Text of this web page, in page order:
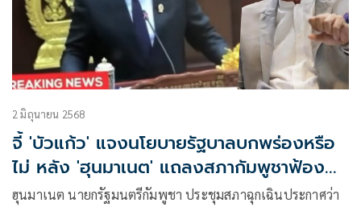
2 มิถุนายน 2568
จี้ 'บัวแก้ว' แจงนโยบายรัฐบาลบกพร่องหรือ
ไม่ หลัง 'ฮุนมาเนต' แถลงสภากัมพูชาฟ้อง
ไทยต่อศาลโลก
ฮุนมาเนต นายกรัฐมนตรีกัมพูชา ประชุมสภาฉุกเฉินประกาศว่า